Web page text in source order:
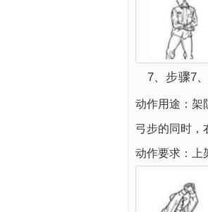
7、步骤7
动作用途：架
弓步的同时，
动作要求：上